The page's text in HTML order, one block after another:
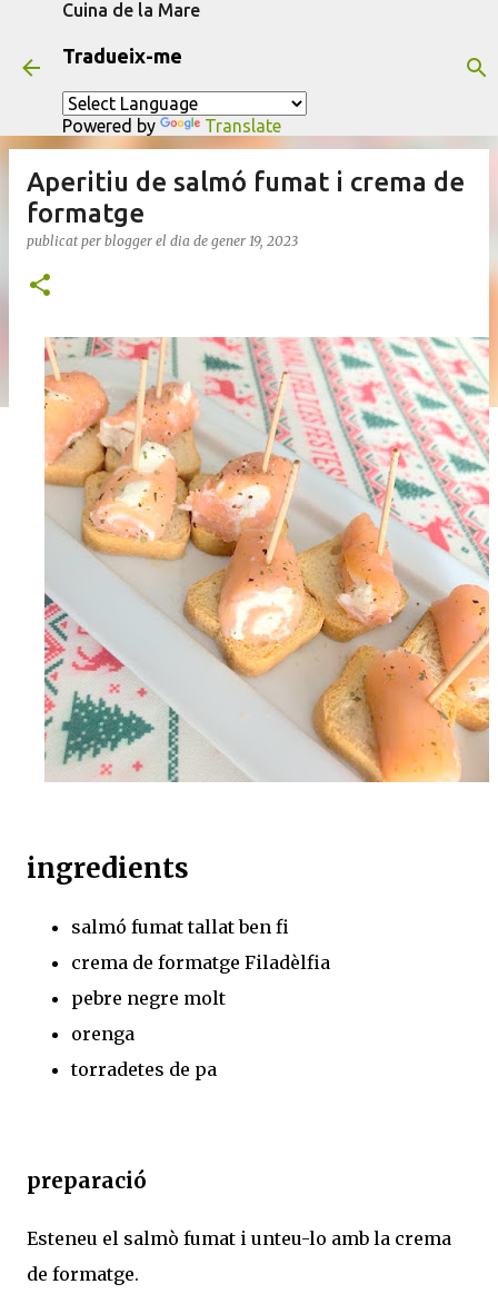
Cuina de la Mare
Tradueix-me
Powered by Translate
Aperitiu de salmó fumat i crema de
formatge
publicat per blogger el dia de gener 19, 2023
ingredients
salmó fumat tallat ben fi
crema de formatge Filadèlfia
pebre negre molt
orenga
torradetes de pa
preparació
Esteneu el salmò fumat i unteu-lo amb la crema
de formatge.